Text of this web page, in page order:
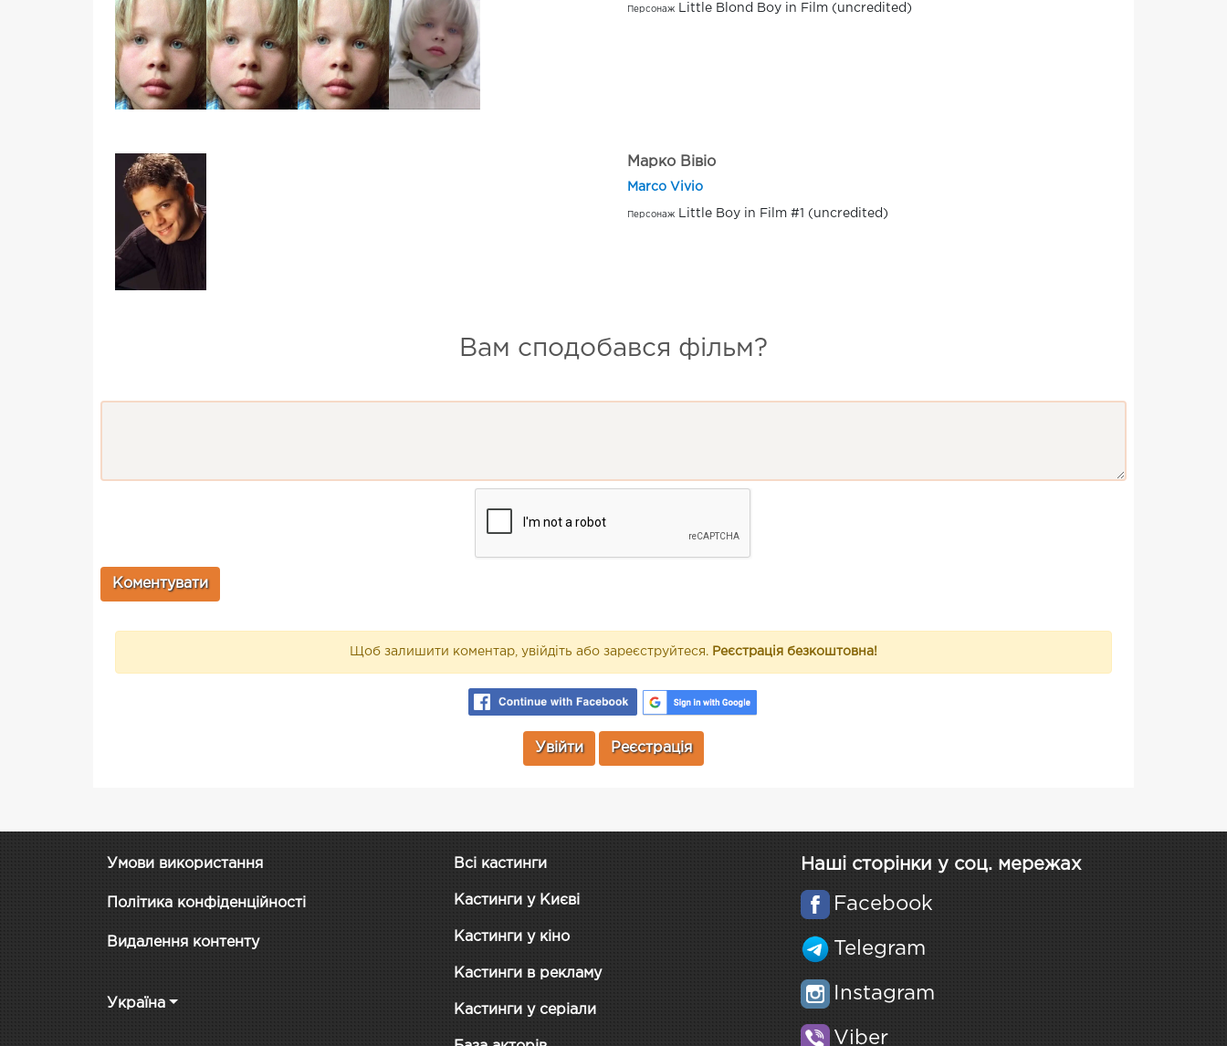
Персонаж Little Blond Boy in Film (uncredited)
Марко Вівіо
Marco Vivio
Персонаж Little Boy in Film #1 (uncredited)
Вам сподобався фільм?
Щоб залишити коментар, увійдіть або зареєструйтеся. Реєстрація безкоштовна!
Увійти Реєстрація
Умови використання
Політика конфіденційності
Видалення контенту
Україна
Всі кастинги
Кастинги у Києві
Кастинги у кіно
Кастинги в рекламу
Кастинги у серіали
Наші сторінки у соц. мережах
Facebook
Telegram
Instagram
Viber